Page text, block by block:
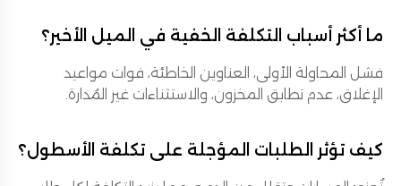
ما أكثر أسباب التكلفة الخفية في الميل الأخير؟
فشل المحاولة الأولى، العناوين الخاطئة، فوات مواعيد
الإغلاق، عدم تطابق المخزون، والاستثناءات غير المُدارة.
كيف تؤثر الطلبات المؤجلة على تكلفة الأسطول؟